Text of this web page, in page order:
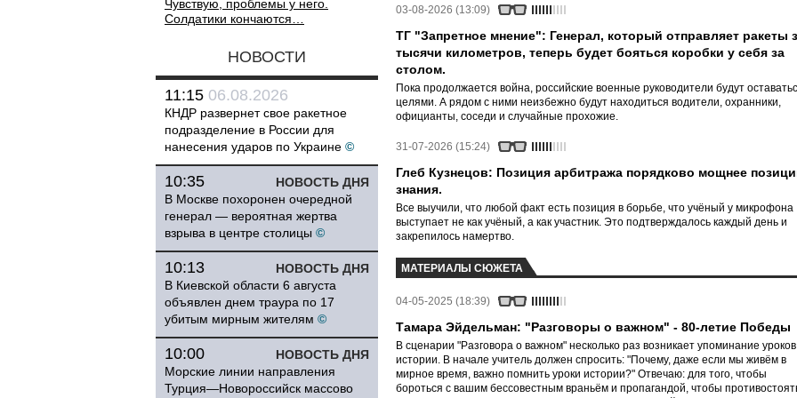
Чувствую, проблемы у него.
Солдатики кончаются…
НОВОСТИ
11:15 06.08.2026
КНДР развернет свое ракетное
подразделение в России для
нанесения ударов по Украине ©
НОВОСТЬ ДНЯ
10:35
В Москве похоронен очередной
генерал — вероятная жертва
взрыва в центре столицы ©
НОВОСТЬ ДНЯ
10:13
В Киевской области 6 августа
объявлен днем траура по 17
убитым мирным жителям ©
НОВОСТЬ ДНЯ
10:00
Морские линии направления
Турция—Новороссийск массово
03-08-2026 (13:09)
ТГ "Запретное мнение": Генерал, который отправляет ракеты
тысячи километров, теперь будет бояться коробки у себя за
столом.
Пока продолжается война, российские военные руководители будут
целями. А рядом с ними неизбежно будут находиться водители, охранники,
официанты, соседи и случайные прохожие.
31-07-2026 (15:24)
Глеб Кузнецов: Позиция арбитража порядково мощнее
знания.
Все выучили, что любой факт есть позиция в борьбе, что учёный у микрофона
выступает не как учёный, а как участник. Это подтверждалось каждый день и
закрепилось намертво.
МАТЕРИАЛЫ СЮЖЕТА
04-05-2025 (18:39)
Тамара Эйдельман: "Разговоры о важном" - 80-летие Победы
В сценарии "Разговора о важном" несколько раз возникает упоминание уроков
истории. В начале учитель должен спросить: "Почему, даже если мы живём в
мирное время, важно помнить уроки истории?" Отвечаю: для того, чтобы
бороться с вашим бессовестным враньём и пропагандой, чтобы